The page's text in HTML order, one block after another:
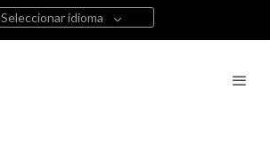
Seleccionar idioma